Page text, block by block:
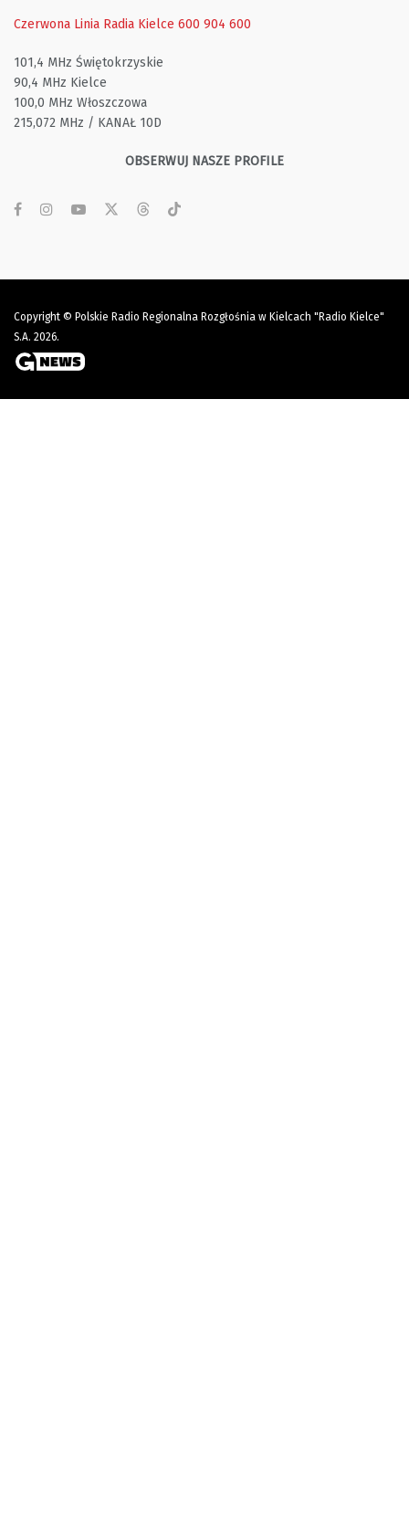
Czerwona Linia Radia Kielce 600 904 600
101,4 MHz Świętokrzyskie
90,4 MHz Kielce
100,0 MHz Włoszczowa
215,072 MHz / KANAŁ 10D
OBSERWUJ NASZE PROFILE
Copyright © Polskie Radio Regionalna Rozgłośnia w Kielcach "Radio Kielce"
S.A. 2026.